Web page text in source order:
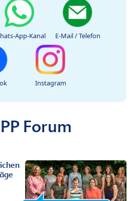
App-Kanal E-Mail / Telefon
Instagram
Forum